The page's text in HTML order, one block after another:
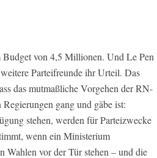
Budget von 4,5 Millionen. Und Le Pen
Parteifreunde ihr Urteil. Das
das mutmaßliche Vorgehen der RN-
gang und gäbe ist:
stehen, werden für Parteizwecke
wenn ein Ministerium
Wahlen vor der Tür stehen – und die